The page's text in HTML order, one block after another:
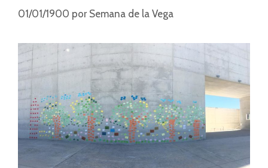
01/01/1900 por Semana de la Vega